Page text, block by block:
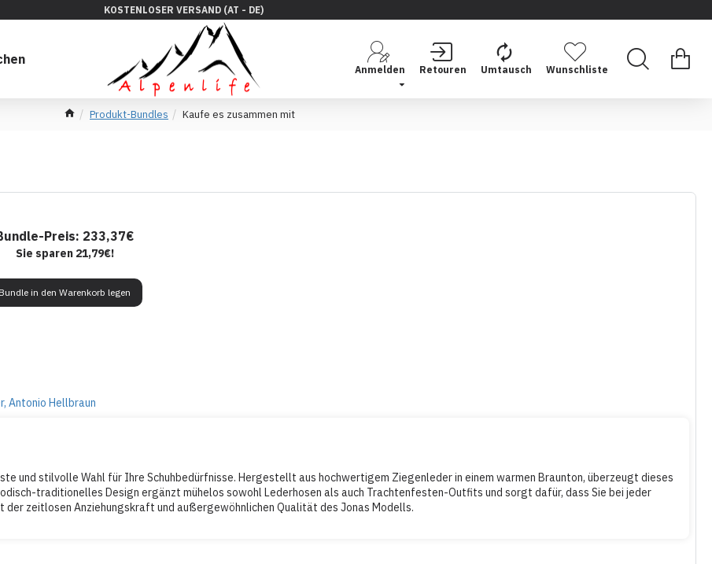
KOSTENLOSER VERSAND (AT - DE)
Anmelden Retouren Umtausch Wunschliste
Produkt-Bundles Kaufe es zusammen mit
Preis: 233,37€
Sie sparen 21,79€!
Bundle in den Warenkorb legen
Antonio Hellbraun
und stilvolle Wahl für Ihre Schuhbedürfnisse. Hergestellt aus hochwertigem Ziegenleder in einem warmen Braunton, überzeugt dieses
traditionelles Design ergänzt mühelos sowohl Lederhosen als auch Trachtenfesten-Outfits und sorgt dafür, dass Sie bei jeder
zeitlosen Anziehungskraft und außergewöhnlichen Qualität des Jonas Modells.